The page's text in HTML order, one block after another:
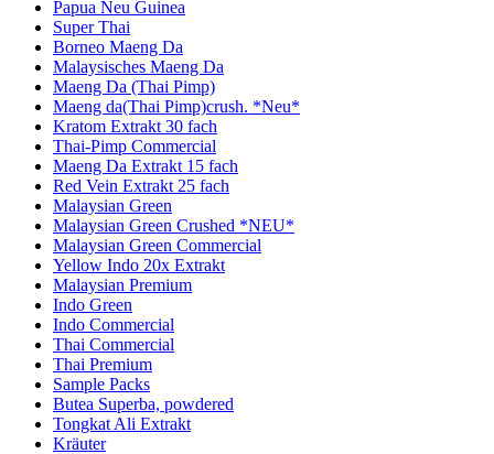
Papua Neu Guinea
Super Thai
Borneo Maeng Da
Malaysisches Maeng Da
Maeng Da (Thai Pimp)
Maeng da(Thai Pimp)crush. *Neu*
Kratom Extrakt 30 fach
Thai-Pimp Commercial
Maeng Da Extrakt 15 fach
Red Vein Extrakt 25 fach
Malaysian Green
Malaysian Green Crushed *NEU*
Malaysian Green Commercial
Yellow Indo 20x Extrakt
Malaysian Premium
Indo Green
Indo Commercial
Thai Commercial
Thai Premium
Sample Packs
Butea Superba, powdered
Tongkat Ali Extrakt
Kräuter